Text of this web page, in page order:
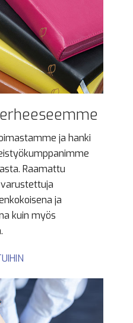
ja hanki
Raamattu
ja
kuin myös